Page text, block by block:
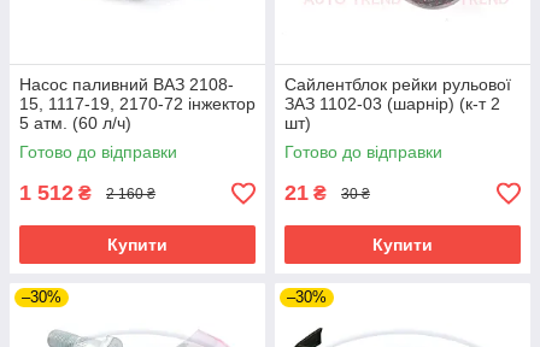
Насос паливний ВАЗ 2108-
15, 1117-19, 2170-72 інжектор
5 атм. (60 л/ч)
Готово до відправки
1 512 ₴ 2 160 ₴
Купити
Сайлентблок рейки рульової
ЗАЗ 1102-03 (шарнір) (к-т 2
шт)
Готово до відправки
21 ₴ 30 ₴
Купити
–30% –30%